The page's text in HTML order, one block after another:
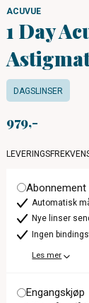
ACUVUE
1 Day
DAGSLINSER
979
Abonnement
Automatisk
Nye linser
Ingen
Les mer
Engangskjøp